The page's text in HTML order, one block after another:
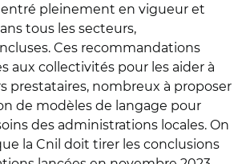
entré pleinement en vigueur et
tous les secteurs,
Ces recommandations
aux collectivités pour les aider à
prestataires, nombreux à proposer
de modèles de langage pour
des administrations locales. On
la Cnil doit tirer les conclusions